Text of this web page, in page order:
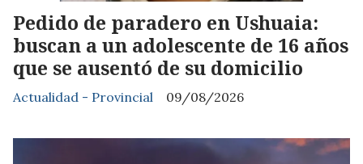
Pedido de paradero en Ushuaia:
buscan a un adolescente de 16 años
que se ausentó de su domicilio
Actualidad - Provincial 09/08/2026